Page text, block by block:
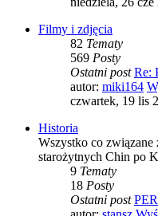
Filmy i zdjęcia
82 Tematy
569 Posty
Ostatni post Re:
autor: miki164
czwartek, 19 lis
Historia
Wszystko co
starożytnych Chin po
9 Tematy
18 Posty
Ostatni post